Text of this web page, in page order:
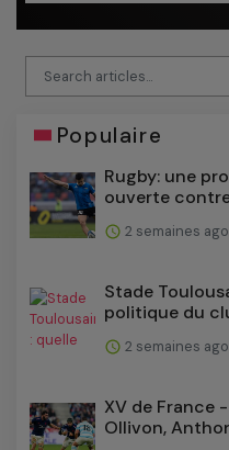
Populaire
Rugby: une
ouverte
2 semaines ago
Stade
politique du
2 semaines ago
XV de France
Ollivon,